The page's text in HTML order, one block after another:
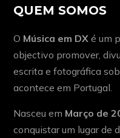
QUEM SOMOS
O Música em DX é um
objectivo promover,
escrita e fotográfica
acontece em Portugal.
Nasceu em Março de
conquistar um lugar de